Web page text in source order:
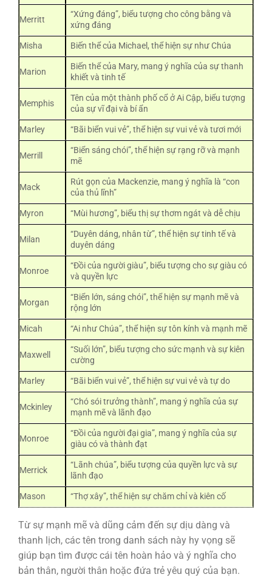
Merritt
“Xứng đáng”, biểu tượng cho công bằng và
xứng đáng
Misha
Biến thể của Michael, thể hiện sự như Chúa
Marion
Biến thể của Mary, mang ý nghĩa của sự thanh
khiết và tinh tế
Memphis
Tên của một thành phố cổ ở Ai Cập, biểu tượng
của sự vĩ đại và bí ẩn
Marley
“Bãi biển vui vẻ”, thể hiện sự vui vẻ và tươi mới
Merrill
“Biển sáng chói”, thể hiện sự rạng rỡ và mạnh
mẽ
Mack
Rút gọn của Mackenzie, mang ý nghĩa là “con
của thủ lĩnh”
Myron
“Mùi hương”, biểu thị sự thơm ngát và dễ chịu
Milan
“Duyên dáng, nhân từ”, thể hiện sự tinh tế và
duyên dáng
Monroe
“Đồi của người giàu”, biểu tượng cho sự giàu có
và quyền lực
Morgan
“Biển lớn, sáng chói”, thể hiện sự mạnh mẽ và
rộng lớn
Micah
“Ai như Chúa”, thể hiện sự tôn kính và mạnh mẽ
Maxwell
“Suối lớn”, biểu tượng cho sức mạnh và sự kiên
cường
Marley
“Bãi biển vui vẻ”, thể hiện sự vui vẻ và tự do
Mckinley
“Chó sói trưởng thành”, mang ý nghĩa của sự
mạnh mẽ và lãnh đạo
Monroe
“Đồi của người đại gia”, mang ý nghĩa của sự
giàu có và thành đạt
Merrick
“Lãnh chúa”, biểu tượng của quyền lực và sự
lãnh đạo
Mason
“Thợ xây”, thể hiện sự chăm chỉ và kiên cố
Từ sự mạnh mẽ và dũng cảm đến sự dịu dàng và
thanh lịch, các tên trong danh sách này hy vọng sẽ
giúp bạn tìm được cái tên hoàn hảo và ý nghĩa cho
bản thân, người thân hoặc đứa trẻ yêu quý của bạn.